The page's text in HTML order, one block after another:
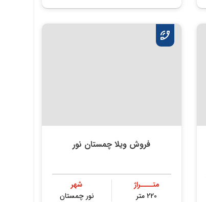
فروش ویلا چمستان نور
متــــراژ
220 متر
شهر
نور چمستان